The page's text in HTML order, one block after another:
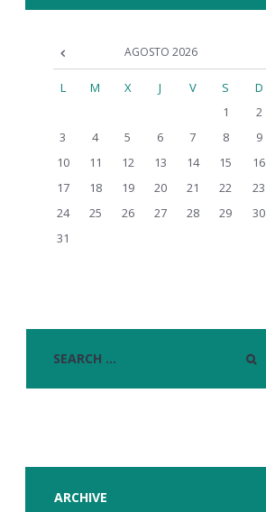
AGOSTO 2026
L M X J V S
D
1
2
3
4 5 6 7 8
9
10
11 12 13 14 15
16
17
18 19 20 21 22
23
24
25 26 27 28 29
30
31
ARCHIVE